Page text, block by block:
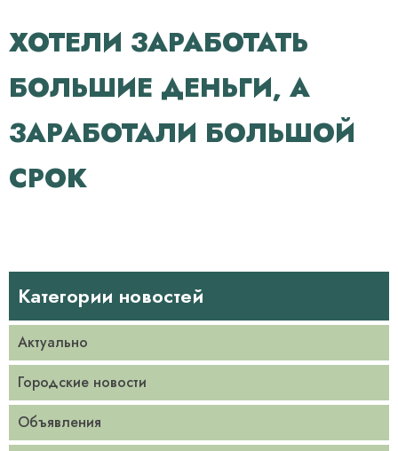
ХОТЕЛИ ЗАРАБОТАТЬ
БОЛЬШИЕ ДЕНЬГИ, А
ЗАРАБОТАЛИ БОЛЬШОЙ
СРОК
Категории новостей
Актуально
Городские новости
Объявления